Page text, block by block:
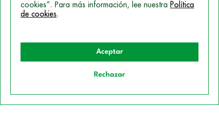
Política de Cookies
cookies”. Para más información, lee nuestra Política
de cookies.
Aceptar
Rechazar